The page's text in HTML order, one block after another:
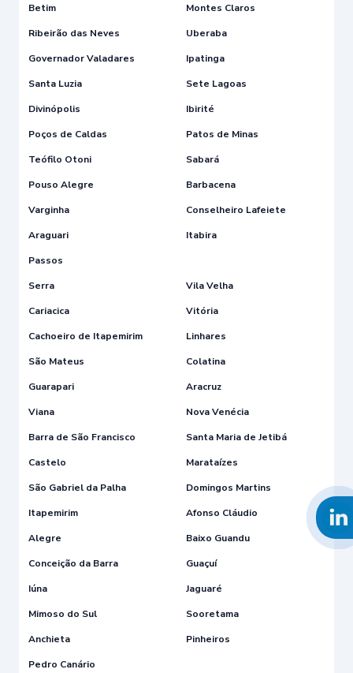
Betim
Montes Claros
Ribeirão das Neves
Uberaba
Governador Valadares
Ipatinga
Santa Luzia
Sete Lagoas
Divinópolis
Ibirité
Poços de Caldas
Patos de Minas
Teófilo Otoni
Sabará
Pouso Alegre
Barbacena
Varginha
Conselheiro Lafeiete
Araguari
Itabira
Passos
Serra
Vila Velha
Cariacica
Vitória
Cachoeiro de Itapemirim
Linhares
São Mateus
Colatina
Guarapari
Aracruz
Viana
Nova Venécia
Barra de São Francisco
Santa Maria de Jetibá
Castelo
Marataízes
São Gabriel da Palha
Domingos Martins
Itapemirim
Afonso Cláudio
Alegre
Baixo Guandu
Conceição da Barra
Guaçuí
Iúna
Jaguaré
Mimoso do Sul
Sooretama
Anchieta
Pinheiros
Pedro Canário